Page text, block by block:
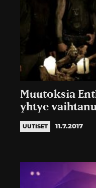
Muutoksia
yhtye
UUTISET 11.7.2017